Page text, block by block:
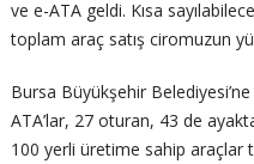
ve e-ATA geldi. Kısa
toplam araç satış ciromuzun
Bursa Büyükşehir
ATA’lar, 27 oturan, 43 de
100 yerli üretime sahip araçlar